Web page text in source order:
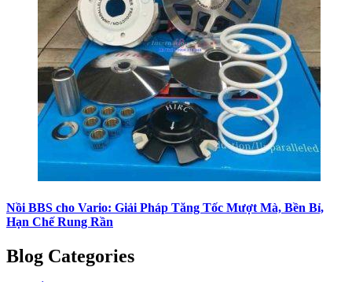
Nồi BBS cho Vario: Giải Pháp Tăng Tốc Mượt Mà, Bền Bỉ,
Hạn Chế Rung Rần
Blog Categories